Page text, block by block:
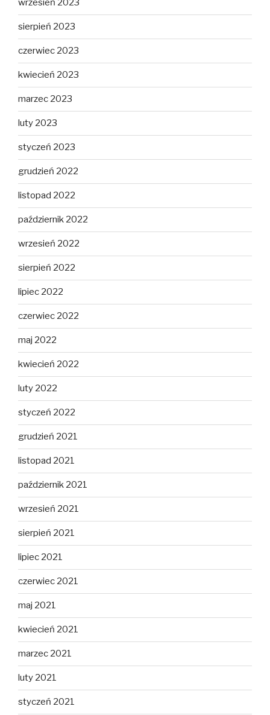
wrzesień 2023
sierpień 2023
czerwiec 2023
kwiecień 2023
marzec 2023
luty 2023
styczeń 2023
grudzień 2022
listopad 2022
październik 2022
wrzesień 2022
sierpień 2022
lipiec 2022
czerwiec 2022
maj 2022
kwiecień 2022
luty 2022
styczeń 2022
grudzień 2021
listopad 2021
październik 2021
wrzesień 2021
sierpień 2021
lipiec 2021
czerwiec 2021
maj 2021
kwiecień 2021
marzec 2021
luty 2021
styczeń 2021